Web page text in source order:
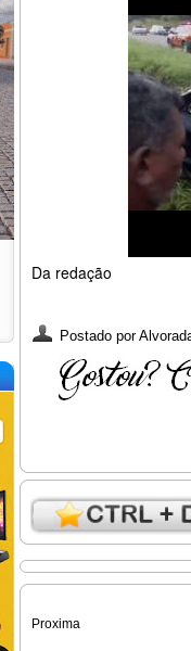
Da redação
Postado por
Proxima